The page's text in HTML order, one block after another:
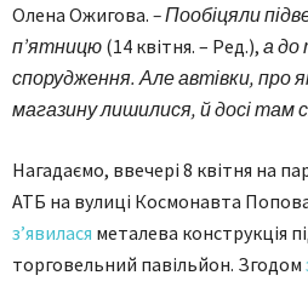
Олена Ожигова. – Пообіцяли
п’ятницю (14 квітня. – Ред.), а до
спорудження. Але автівки, про
магазину лишилися, й досі там
Нагадаємо, ввечері 8 квітня на
АТБ на вулиці Космонавта
з’явилася металева конструкція
торговельний павільйон. Згодом